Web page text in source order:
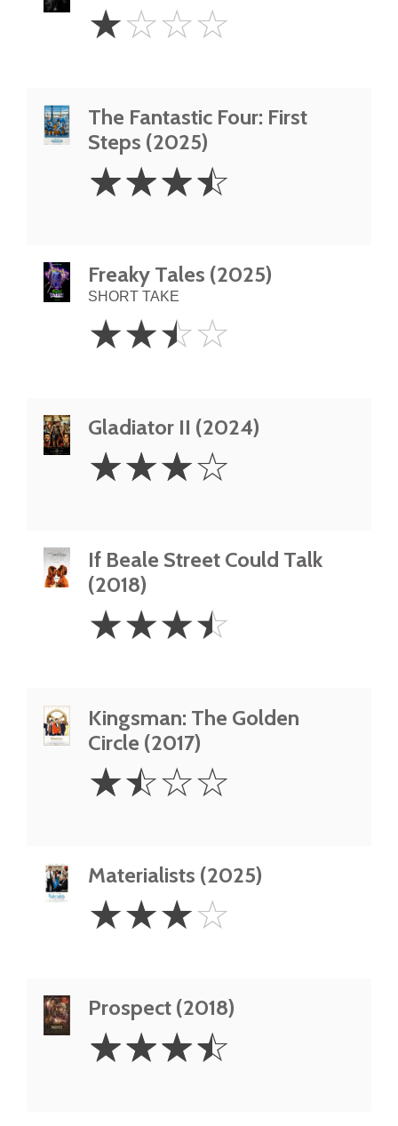
Star
☆☆☆☆
The Fantastic Four: First
Steps (2025)
3.5
Stars
☆☆☆☆
Freaky Tales (2025)
SHORT TAKE
2.5
Stars
☆☆☆☆
Gladiator II (2024)
Stars
☆☆☆☆
If Beale Street Could Talk
(2018)
3.5
Stars
☆☆☆☆
Kingsman: The Golden
Circle (2017)
1.5
Stars
☆☆☆☆
Materialists (2025)
Stars
☆☆☆☆
Prospect (2018)
3.5
Stars
☆☆☆☆